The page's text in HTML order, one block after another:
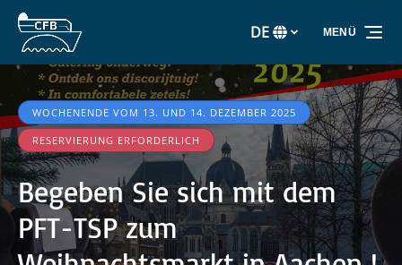
Zur Primärnavigation springen
Zum Inhalt springen
Zur Fußzeile springen
Wählen
Sie
Ihre
Sprache
DE MENÜ
WOCHENENDE VOM 13. UND 14. DEZEMBER 2025
RESERVIERUNG ERFORDERLICH
Begeben Sie sich mit dem
PFT-TSP zum